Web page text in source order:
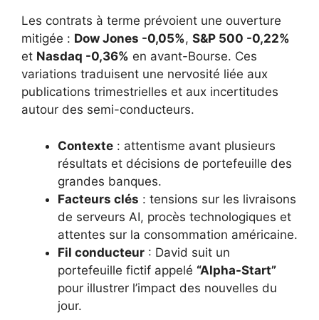
Les contrats à terme prévoient une ouverture
mitigée : Dow Jones -0,05%, S&P 500 -0,22%
et Nasdaq -0,36% en avant-Bourse. Ces
variations traduisent une nervosité liée aux
publications trimestrielles et aux incertitudes
autour des semi-conducteurs.
Contexte : attentisme avant plusieurs
résultats et décisions de portefeuille des
grandes banques.
Facteurs clés : tensions sur les livraisons
de serveurs AI, procès technologiques et
attentes sur la consommation américaine.
Fil conducteur : David suit un
portefeuille fictif appelé “Alpha-Start”
pour illustrer l’impact des nouvelles du
jour.